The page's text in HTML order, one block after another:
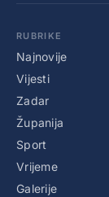
RUBRIKE
Najnovije
Vijesti
Zadar
Županija
Sport
Vrijeme
Galerije